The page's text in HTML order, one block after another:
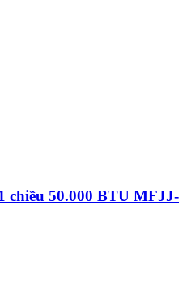
chiều 50.000 BTU MFJJ-